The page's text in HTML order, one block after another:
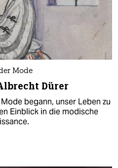
Mode
Dürer
begann, unser Leben zu
Einblick in die modische